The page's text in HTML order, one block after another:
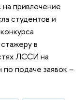
привлечение
студентов и
в
ЛССИ на
подаче заявок –